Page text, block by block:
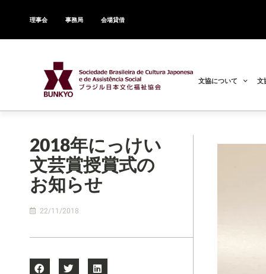
理事会 事務局 会場貸借
文協について 文
2018年にっけい
文芸賞授賞式の
お知らせ
22/11/2018